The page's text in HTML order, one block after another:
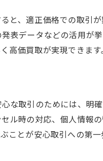
と、適正価格での取引
表データなどの活用が挙
高価買取が実現できます。
な取引のためには、明
ル時の対応、個人情報
ことが安心取引への第一